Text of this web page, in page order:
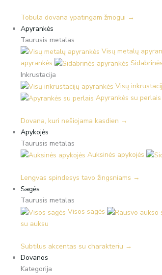
Tobula dovana ypatingam žmogui →
Apyrankės
Taurusis metalas
Visų metalų
apyrankės
Inkrustacija
Visų
Apyrankės su perlais
Dovana, kuri nešiojama kasdien →
Apykojės
Taurusis metalas
Auksinės apykojės
Lengvas spindesys tavo žingsniams →
Sagės
Taurusis metalas
Visos sagės
su auksu
Subtilus akcentas su charakteriu →
Dovanos
Kategorija